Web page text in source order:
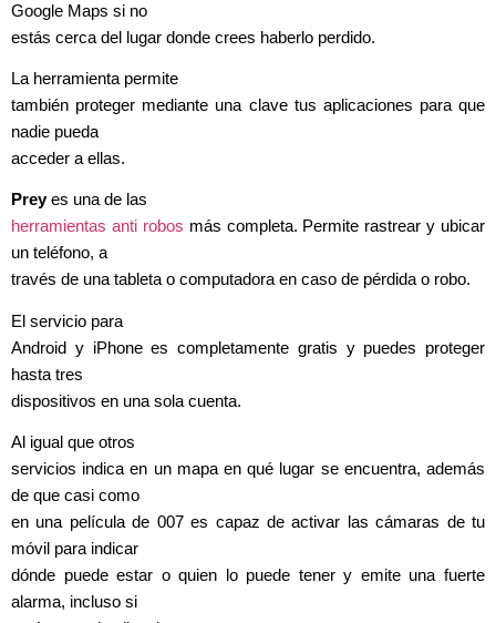
Google Maps si no
estás cerca del lugar donde crees haberlo perdido.
La herramienta permite
también proteger mediante una clave tus aplicaciones para que
nadie pueda
acceder a ellas.
Preyes una de las
herramientas anti robos más completa. Permite rastrear y ubicar
un teléfono, a
través de una tableta o computadora en caso de pérdida o robo.
El servicio para
Android y iPhone es completamente gratis y puedes proteger
hasta tres
dispositivos en una sola cuenta.
Al igual que otros
servicios indica en un mapa en qué lugar se encuentra, además
de que casi como
en una película de 007 es capaz de activar las cámaras de tu
móvil para indicar
dónde puede estar o quien lo puede tener y emite una fuerte
alarma, incluso si